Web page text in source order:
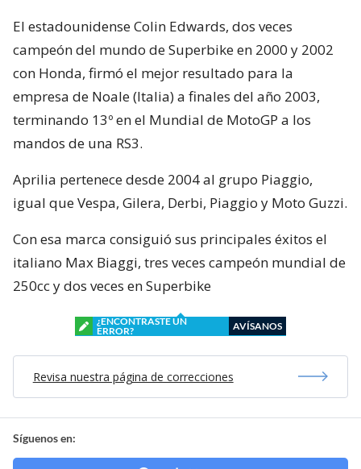
El estadounidense Colin Edwards, dos veces
campeón del mundo de Superbike en 2000 y 2002
con Honda, firmó el mejor resultado para la
empresa de Noale (Italia) a finales del año 2003,
terminando 13º en el Mundial de MotoGP a los
mandos de una RS3.
Aprilia pertenece desde 2004 al grupo Piaggio,
igual que Vespa, Gilera, Derbi, Piaggio y Moto Guzzi.
Con esa marca consiguió sus principales éxitos el
italiano Max Biaggi, tres veces campeón mundial de
250cc y dos veces en Superbike
¿ENCONTRASTE UN
ERROR?
AVÍSANOS
Revisa nuestra página de correcciones
Síguenos en: